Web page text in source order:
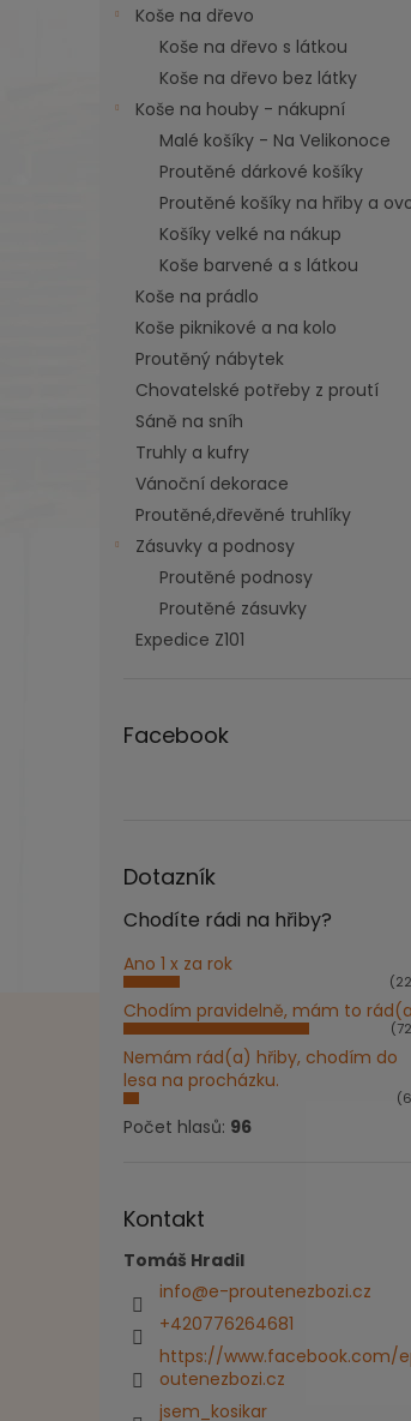
Koše na dřevo
Koše na dřevo s látkou
Koše na dřevo bez látky
Koše na houby - nákupní
Malé košíky - Na Velikonoce
Proutěné dárkové košíky
Proutěné košíky na hřiby a
Košíky velké na nákup
Koše barvené a s látkou
Koše na prádlo
Koše piknikové a na kolo
Proutěný nábytek
Chovatelské potřeby z proutí
Sáně na sníh
Truhly a kufry
Vánoční dekorace
Proutěné,dřevěné truhlíky
Zásuvky a podnosy
Proutěné podnosy
Proutěné zásuvky
Expedice Z101
Facebook
Dotazník
Chodíte rádi na hřiby?
Ano 1 x za rok
Chodím pravidelně, mám to
Nemám rád(a) hřiby, chodím do
lesa na procházku.
Počet hlasů: 96
Kontakt
Tomáš Hradil
info@e-proutenezbozi.cz
+420776264681
https://www.facebook.com/
outenezbozi.cz
jsem_kosikar